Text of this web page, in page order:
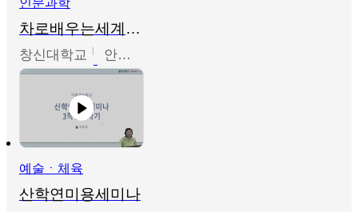
인문과학
차로배우는세계문화
창신대학교 안소영
예술ㆍ체육
산학연미용세미나